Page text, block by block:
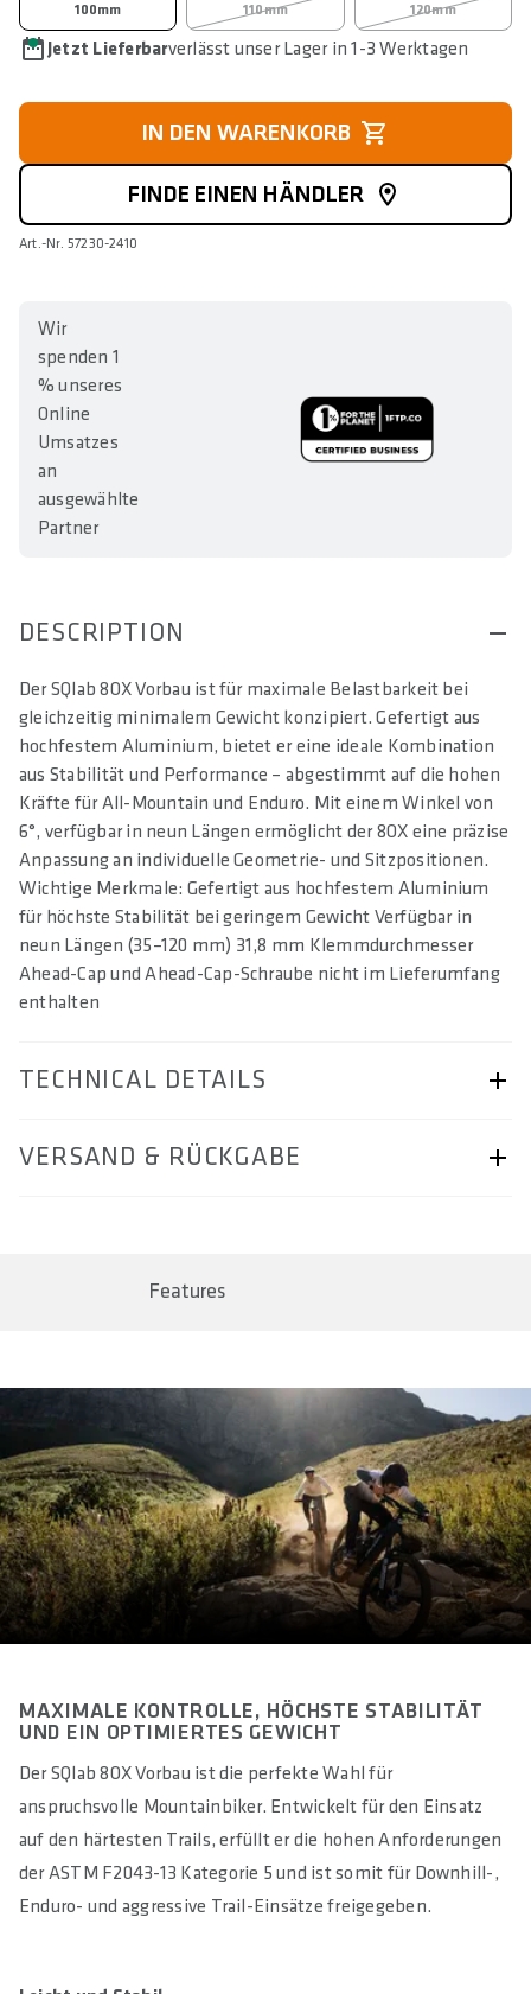
Jetzt Lieferbarverlässt unser Lager in 1-3 Werktagen
100mm 110mm 120mm
IN DEN WARENKORB
FINDE EINEN HÄNDLER
Art.-Nr. 57230-2410
Wir
spenden 1
% unseres
Online
Umsatzes
an
ausgewählte
Partner
DESCRIPTION
Der SQlab 8OX Vorbau ist für maximale Belastbarkeit bei
gleichzeitig minimalem Gewicht konzipiert. Gefertigt aus
hochfestem Aluminium, bietet er eine ideale Kombination
aus Stabilität und Performance – abgestimmt auf die hohen
Kräfte für All-Mountain und Enduro. Mit einem Winkel von
6°, verfügbar in neun Längen ermöglicht der 8OX eine präzise
Anpassung an individuelle Geometrie- und Sitzpositionen.
Wichtige Merkmale: Gefertigt aus hochfestem Aluminium
für höchste Stabilität bei geringem Gewicht Verfügbar in
neun Längen (35–120 mm) 31,8 mm Klemmdurchmesser
Ahead-Cap und Ahead-Cap-Schraube nicht im Lieferumfang
enthalten
TECHNICAL DETAILS
ARTIKELNUMMER
4260086856663, 4260086856670, 4260086856687,
All Mountain & Enduro
GEWICHT(E) IN G
approx. 145 / 156 / 167 / 184 / 193
MATERIAL
Aluminum 7050
MATERIAL SCHRAUBEN
Steel
+6
LÄNGE(N) IN MM
35 / 50 / 60 / 70 / 80 / 90 / 100 / 110 / 120
REACH IN MM
VERSAND & RÜCKGABE
Features
MAXIMALE KONTROLLE, HÖCHSTE STABILITÄT
UND EIN OPTIMIERTES GEWICHT
Der SQlab 8OX Vorbau ist die perfekte Wahl für
anspruchsvolle Mountainbiker. Entwickelt für den Einsatz
auf den härtesten Trails, erfüllt er die hohen Anforderungen
der ASTM F2043-13 Kategorie 5 und ist somit für Downhill-,
Enduro- und aggressive Trail-Einsätze freigegeben.